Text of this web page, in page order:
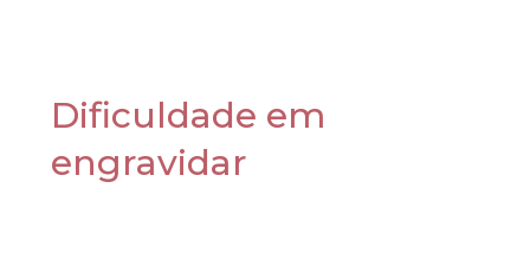
Dificuldade em
engravidar